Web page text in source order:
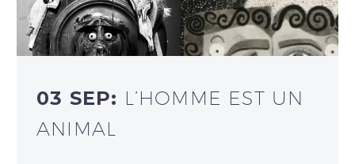
03 SEP: L’HOMME EST UN
ANIMAL